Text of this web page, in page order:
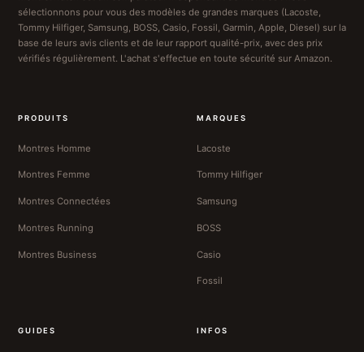
sélectionnons pour vous des modèles de grandes marques (Lacoste,
Tommy Hilfiger, Samsung, BOSS, Casio, Fossil, Garmin, Apple, Diesel) sur la
base de leurs avis clients et de leur rapport qualité-prix, avec des prix
vérifiés régulièrement. L'achat s'effectue en toute sécurité sur Amazon.
PRODUITS
Montres Homme
Montres Femme
Montres Connectées
Montres Running
Montres Business
MARQUES
Lacoste
Tommy Hilfiger
Samsung
BOSS
Casio
Fossil
GUIDES INFOS